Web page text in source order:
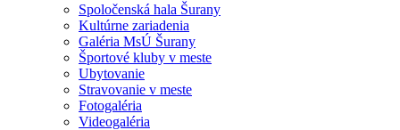
Spoločenská hala Šurany
Kultúrne zariadenia
Galéria MsÚ Šurany
Športové kluby v meste
Ubytovanie
Stravovanie v meste
Fotogaléria
Videogaléria